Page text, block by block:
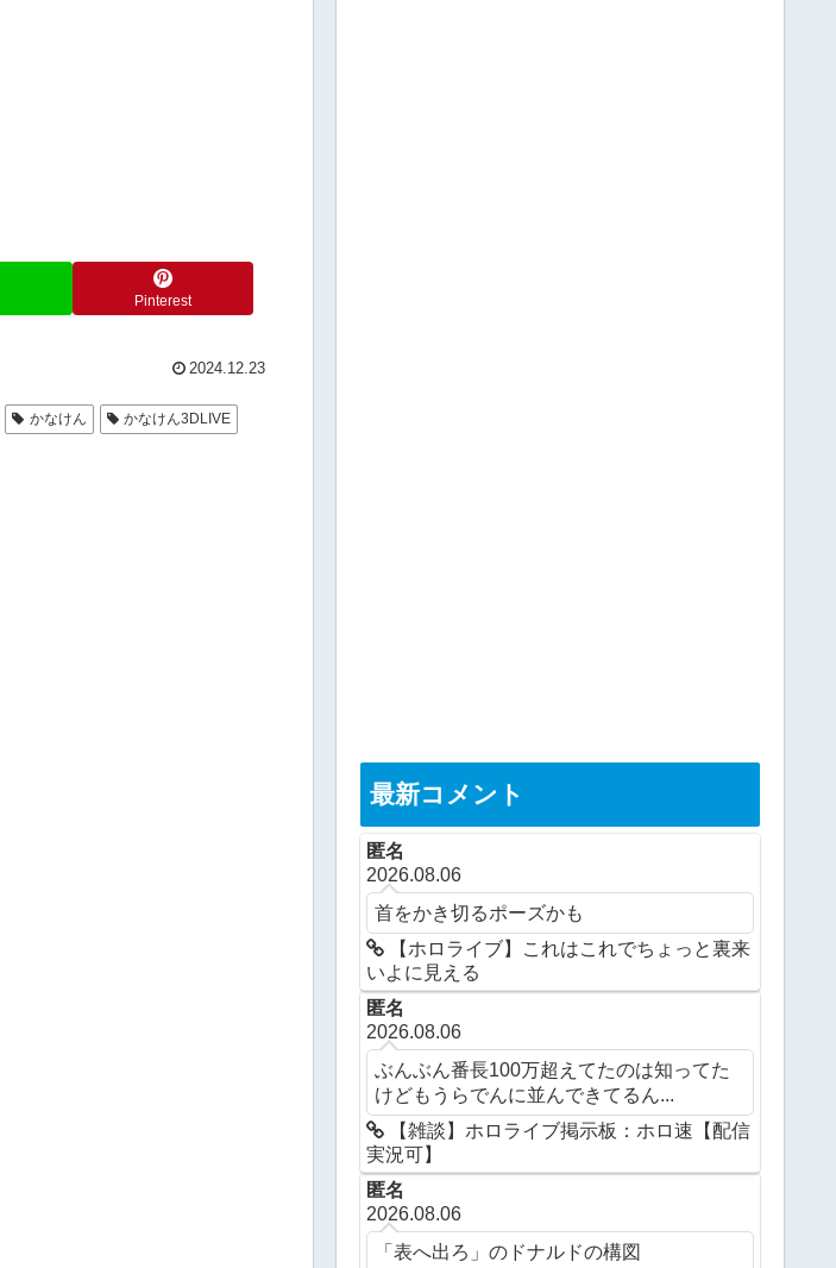
Pinterest
2024.12.23
かなけん かなけん3DLIVE
最新コメント
匿名
2026.08.06
首をかき切るポーズかも
【ホロライブ】これはこれでちょっと裏来
いよに見える
匿名
2026.08.06
ぶんぶん番長100万超えてたのは知ってた
けどもうらでんに並んできてるん...
【雑談】ホロライブ掲示板：ホロ速【配信
実況可】
匿名
2026.08.06
「表へ出ろ」のドナルドの構図